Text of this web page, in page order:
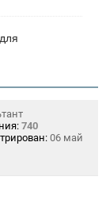
740
06 май